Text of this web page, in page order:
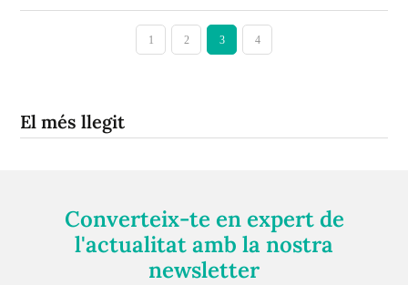
1 2 3 4
El més llegit
Converteix-te en expert de
l'actualitat amb la nostra
newsletter